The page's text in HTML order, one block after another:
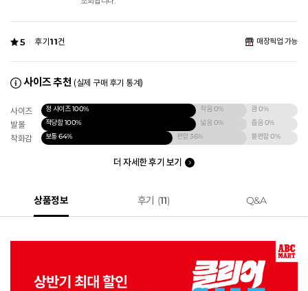
5 후기11건 매장픽업 가능
사이즈 추천 (실제 구매 후기 통계)
사이즈 정 사이즈100% 작음0% 큼0%
발볼 적당함100% 넓음0% 좁음0%
착화감 보통64% 편함36% 불편함0%
더 자세한 후기 보기
상품정보 후기 (11) Q&A